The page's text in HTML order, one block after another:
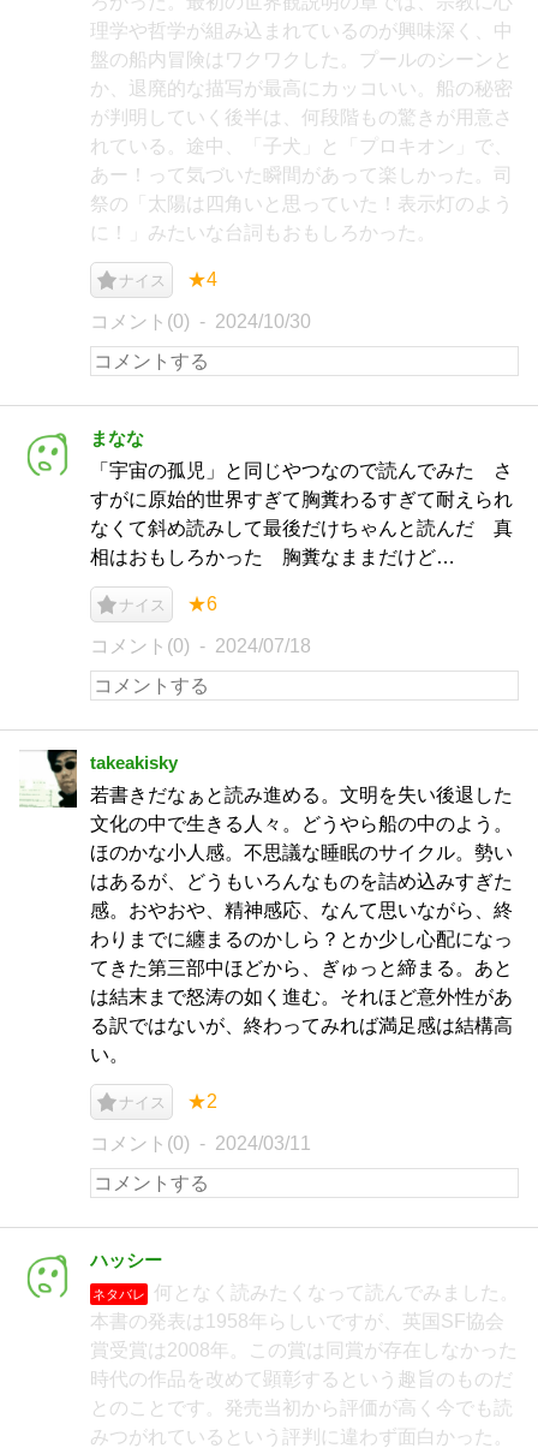
理学や哲学が組み込まれているのが興味深く、中
盤の船内冒険はワクワクした。プールのシーンと
か、退廃的な描写が最高にカッコいい。船の秘密
が判明していく後半は、何段階もの驚きが用意さ
れている。途中、「子犬」と「プロキオン」で、
あー！って気づいた瞬間があって楽しかった。司
祭の「太陽は四角いと思っていた！表示灯のよう
に！」みたいな台詞もおもしろかった。
ナイス ★4
コメント(0) 2024/10/30
まなな
「宇宙の孤児」と同じやつなので読んでみた さ
すがに原始的世界すぎて胸糞わるすぎて耐えられ
なくて斜め読みして最後だけちゃんと読んだ 真
相はおもしろかった 胸糞なままだけど…
ナイス ★6
コメント(0) 2024/07/18
takeakisky
若書きだなぁと読み進める。文明を失い後退した
文化の中で生きる人々。どうやら船の中のよう。
ほのかな小人感。不思議な睡眠のサイクル。勢い
はあるが、どうもいろんなものを詰め込みすぎた
感。おやおや、精神感応、なんて思いながら、終
わりまでに纏まるのかしら？とか少し心配になっ
てきた第三部中ほどから、ぎゅっと締まる。あと
は結末まで怒涛の如く進む。それほど意外性があ
る訳ではないが、終わってみれば満足感は結構高
い。
ナイス ★2
コメント(0) 2024/03/11
ハッシー
ネタバレ
何となく読みたくなって読んでみました。
本書の発表は1958年らしいですが、英国SF協会
賞受賞は2008年。この賞は同賞が存在しなかった
時代の作品を改めて顕彰するという趣旨のものだ
とのことです。発売当初から評価が高く今でも読
みつがれているという評判に違わず面白かった。